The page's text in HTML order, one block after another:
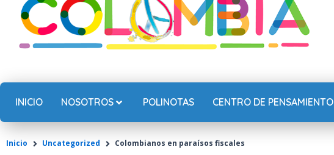
INICIO NOSOTROS POLINOTAS CENTRO DE PENSAMIENTO
Inicio Uncategorized Colombianos en paraísos fiscales